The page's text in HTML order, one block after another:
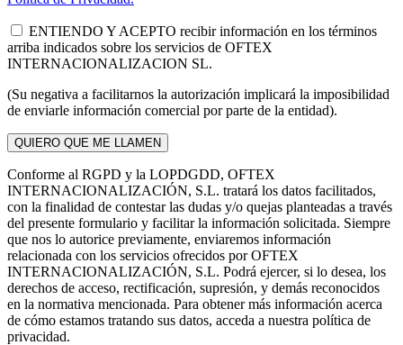
ENTIENDO Y ACEPTO recibir información en los términos
arriba indicados sobre los servicios de OFTEX
INTERNACIONALIZACION SL.
(Su negativa a facilitarnos la autorización implicará la imposibilidad
de enviarle información comercial por parte de la entidad).
Conforme al RGPD y la LOPDGDD, OFTEX
INTERNACIONALIZACIÓN, S.L. tratará los datos facilitados,
con la finalidad de contestar las dudas y/o quejas planteadas a través
del presente formulario y facilitar la información solicitada. Siempre
que nos lo autorice previamente, enviaremos información
relacionada con los servicios ofrecidos por OFTEX
INTERNACIONALIZACIÓN, S.L. Podrá ejercer, si lo desea, los
derechos de acceso, rectificación, supresión, y demás reconocidos
en la normativa mencionada. Para obtener más información acerca
de cómo estamos tratando sus datos, acceda a nuestra política de
privacidad.